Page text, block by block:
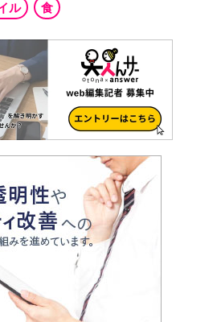
ル 食